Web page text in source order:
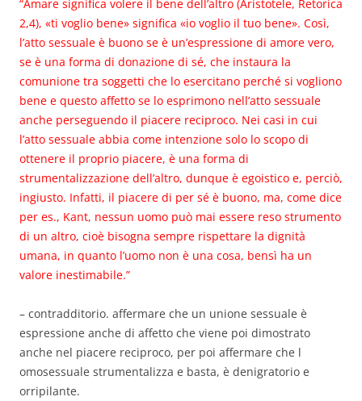
“Amare significa volere il bene dell’altro (Aristotele, Retorica
2,4), «ti voglio bene» significa «io voglio il tuo bene». Così,
l’atto sessuale è buono se è un’espressione di amore vero,
se è una forma di donazione di sé, che instaura la
comunione tra soggetti che lo esercitano perché si vogliono
bene e questo affetto se lo esprimono nell’atto sessuale
anche perseguendo il piacere reciproco. Nei casi in cui
l’atto sessuale abbia come intenzione solo lo scopo di
ottenere il proprio piacere, è una forma di
strumentalizzazione dell’altro, dunque è egoistico e, perciò,
ingiusto. Infatti, il piacere di per sé è buono, ma, come dice
per es., Kant, nessun uomo può mai essere reso strumento
di un altro, cioè bisogna sempre rispettare la dignità
umana, in quanto l’uomo non è una cosa, bensì ha un
valore inestimabile.”
– contradditorio. affermare che un unione sessuale è
espressione anche di affetto che viene poi dimostrato
anche nel piacere reciproco, per poi affermare che l
omosessuale strumentalizza e basta, è denigratorio e
orripilante.